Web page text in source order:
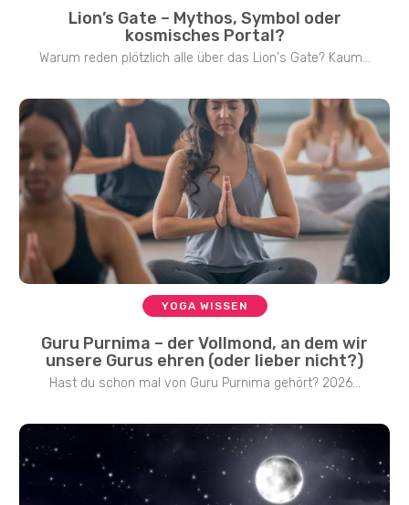
Lion’s Gate – Mythos, Symbol oder
kosmisches Portal?
Warum reden plötzlich alle über das Lion's Gate? Kaum...
YOGA WISSEN
Guru Purnima – der Vollmond, an dem wir
unsere Gurus ehren (oder lieber nicht?)
Hast du schon mal von Guru Purnima gehört? 2026...